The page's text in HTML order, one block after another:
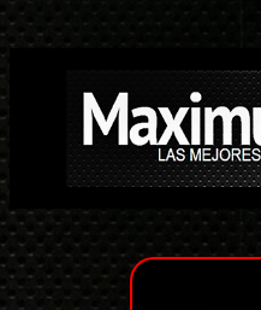
Saltar
contenido